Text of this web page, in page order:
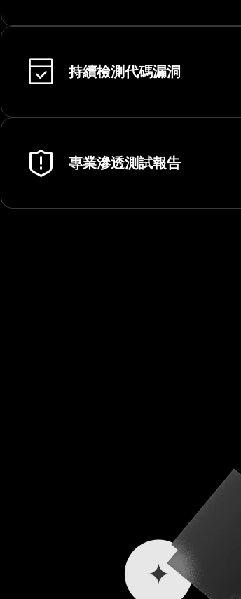
持續檢測代碼漏洞
專業滲透測試報告